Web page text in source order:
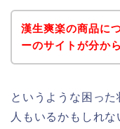
漢生爽楽の商品に
ーのサイトが分か
というような困っ
人もいるかもしれ